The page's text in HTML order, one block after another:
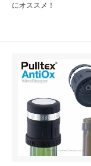
にオススメ！